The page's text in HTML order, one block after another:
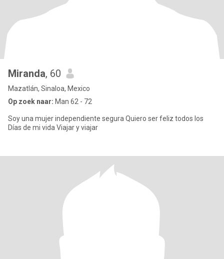
Miranda, 60
Mazatlán, Sinaloa, Mexico
Op zoek naar: Man 62 - 72
Soy una mujer independiente segura Quiero ser feliz todos los
Días de mi vida Viajar y viajar